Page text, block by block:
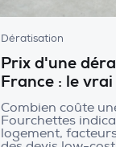
Dératisation
Prix d'une
France : le
Combien coûte
Fourchettes
logement,